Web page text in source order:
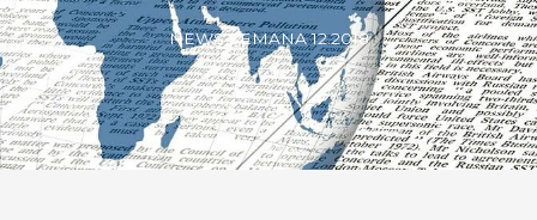
NEWS SEMANA 12.2018